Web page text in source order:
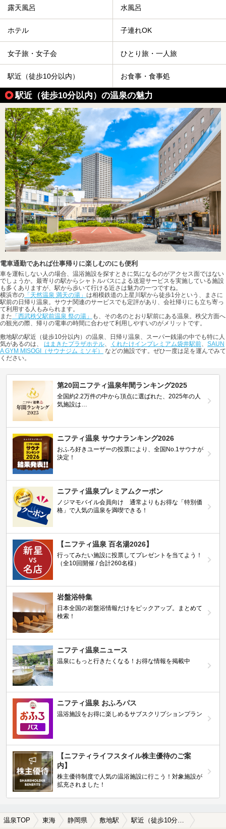
露天風呂 水風呂
ホテル 子連れOK
女子旅・女子会 ひとり旅・一人旅
駅近（徒歩10分以内） お食事・食事処
駅近（徒歩10分以内）の温泉の魅力
電車通勤であれば仕事帰りに楽しむのにも便利
車を運転しない人の場合、温浴施設を探すときに気になるのがアクセス面ではない
でしょうか。最寄りの駅からシャトルバスによる送迎サービスを実施している施設
も多くありますが、駅から歩いて行ける近さは魅力の一つですね。
横浜市の 「天然温泉 満天の湯」 は相模鉄道の上星川駅から徒歩1分という、まさに
駅前の日帰り温泉。サウナ関連のサービスでも定評があり、会社帰りにも立ち寄っ
て利用する人もみられます。
また 「西武秩父駅前温泉 祭の湯」
も、その名のとおり駅前にある温泉。秩父方面へ
の観光の際、帰りの電車の時間に合わせて利用しやすいのがメリットです。
敷地駅の駅近（徒歩10分以内）の温泉、日帰り温泉、スーパー銭湯の中でも特に人
気があるのは、 はまきたプラザホテル、 くれたけインプレミアム袋井駅前、 SAUN
A GYM MISOGI（サウナジム ミソギ）
などの施設です。ぜひ一度は足を運んでみて
ください。
第20回ニフティ温泉年間ランキング2025
全国約2.2万件の中から頂点に選ばれた、2025年の人
気施設は…
ニフティ温泉 サウナランキング2026
おふろ好きユーザーの投票により、全国No.1サウナが
決定！
ニフティ温泉プレミアムクーポン
ノジマモバイル会員向け 通常よりもお得な「特別価
格」で人気の温泉を満喫できる！
【ニフティ温泉 百名湯2026】
行ってみたい施設に投票してプレゼントを当てよう！
（全10回開催 / 合計260名様）
岩盤浴特集
日本全国の岩盤浴情報だけをピックアップ。まとめて
検索！
ニフティ温泉ニュース
温泉にもっと行きたくなる！お得な情報を掲載中
ニフティ温泉 おふろパス
温浴施設をお得に楽しめるサブスクリプションプラン
【ニフティライフスタイル株主優待のご案
内】
株主優待制度で人気の温浴施設に行こう！対象施設が
拡充されました！
温泉TOP 東海 静岡県 敷地駅 駅近（徒歩10分以内）の敷地駅近くの温泉、日帰り温泉、スーパー銭湯おすすめ